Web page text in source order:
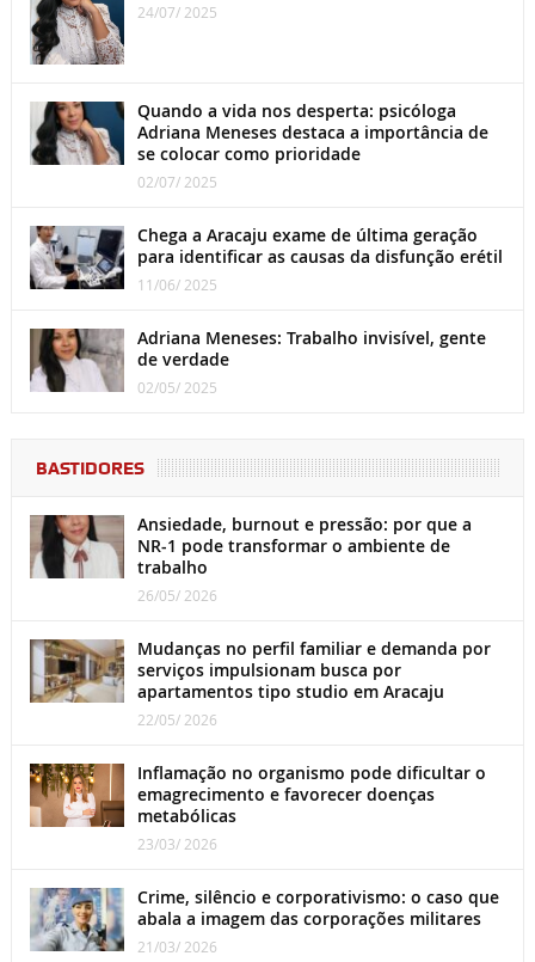
24/07/ 2025
Quando a vida nos desperta: psicóloga
Adriana Meneses destaca a importância de
se colocar como prioridade
02/07/ 2025
Chega a Aracaju exame de última geração
para identificar as causas da disfunção erétil
11/06/ 2025
Adriana Meneses: Trabalho invisível, gente
de verdade
02/05/ 2025
BASTIDORES
Ansiedade, burnout e pressão: por que a
NR-1 pode transformar o ambiente de
trabalho
26/05/ 2026
Mudanças no perfil familiar e demanda por
serviços impulsionam busca por
apartamentos tipo studio em Aracaju
22/05/ 2026
Inflamação no organismo pode dificultar o
emagrecimento e favorecer doenças
metabólicas
23/03/ 2026
Crime, silêncio e corporativismo: o caso que
abala a imagem das corporações militares
21/03/ 2026